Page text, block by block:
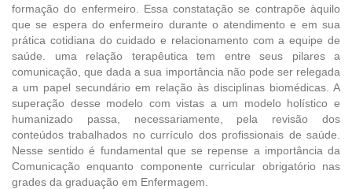
formação do enfermeiro. Essa constatação se contrapõe àquilo
que se espera do enfermeiro durante o atendimento e em sua
prática cotidiana do cuidado e relacionamento com a equipe de
saúde. uma relação terapêutica tem entre seus pilares a
comunicação, que dada a sua importância não pode ser relegada
a um papel secundário em relação às disciplinas biomédicas. A
superação desse modelo com vistas a um modelo holístico e
humanizado passa, necessariamente, pela revisão dos
conteúdos trabalhados no currículo dos profissionais de saúde.
Nesse sentido é fundamental que se repense a importância da
Comunicação enquanto componente curricular obrigatório nas
grades da graduação em Enfermagem.